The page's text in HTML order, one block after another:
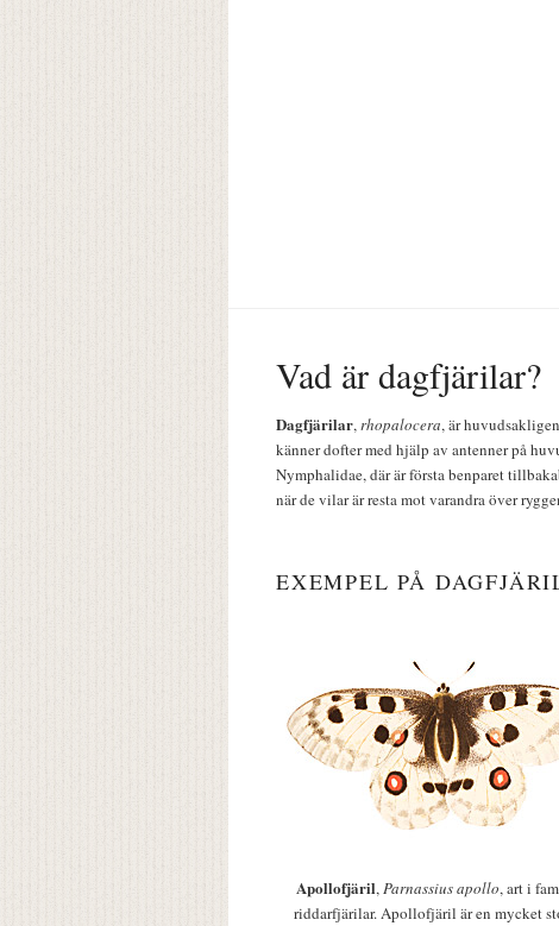
Vad är dagfjärilar?
Dagfjärilar,rhopalocera, är
känner dofter med hjälp av antenner på
Nymphalidae, där är första benparet
när de vilar är resta mot varandra över
EXEMPEL PÅ
Apollofjäril,Parnassius apollo, art i
riddarfjärilar. Apollofjäril är en mycket